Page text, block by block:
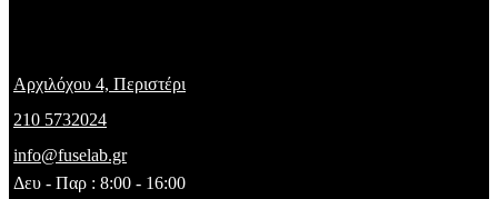
Αρχιλόχου 4, Περιστέρι
210 5732024
info@fuselab.gr
Δευ - Παρ : 8:00 - 16:00